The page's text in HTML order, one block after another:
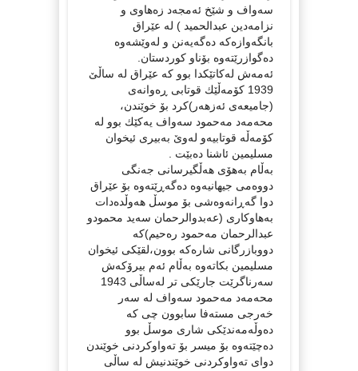
سه‌واف و شێخ ئه‌مجه‌د زه‌هاوی و
نزامه‌دین عبدالحمید ) له‌ عێراق
بانگه‌وازه‌كه‌ ده‌گه‌یه‌نن و له‌وێشه‌وه‌
ده‌گوازرێته‌وه‌ بۆناو كوردستان.
ئه‌مه‌ش له‌كاتێكدا بوو كه‌ عێراق له‌ ساڵێ‌
1939 كۆمه‌ڵێك قوتابی ڕه‌وانه‌ی
(جامیعه‌ی ئه‌زهه‌ر)كرد بۆ خوێندن،
محه‌مه‌د مه‌حمود سه‌واف یه‌كێك بوو له‌
كۆمه‌ڵه‌ قوتابیه‌و له‌وێ‌ به‌بیری ئیخوان
مسلیمین ئاشنا ده‌بێت .
به‌ڵام به‌هۆی هه‌ڵگیرسانی جه‌نگی
دووه‌می جیهانیه‌وه‌ ده‌گه‌ڕێته‌وه‌ بۆ عێراق
دوا گه‌ڕانه‌وه‌شی بۆ موسڵ هه‌وڵده‌دات
به‌هاوكاری (عه‌بدوالرحمان سه‌ید محمودو
عبدالرحمان مه‌حمود ره‌حیم)كه‌
دووبازرگانی شاره‌كه‌ بوون،لقێكی ئیخوان
مسلیمین بكاته‌وه‌ به‌ڵام ئه‌م بیرۆكه‌ش
سه‌رناگرێت جارێكی تر له‌ساڵی 1943
محه‌مه‌د مه‌حمود سه‌واف له‌ سه‌ر
خه‌رجی مسته‌فا سابوون چی كه‌
ده‌وڵه‌مه‌ندێكی شاری موسڵ بوو
ده‌چێته‌وه‌ بۆ میسر بۆ ته‌واوكردنی خوێندن
دوای ته‌واوكردنی خوێندنیش له‌ ساڵی